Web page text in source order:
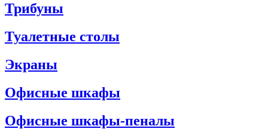
Трибуны
Туалетные столы
Экраны
Офисные шкафы
Офисные шкафы-пеналы